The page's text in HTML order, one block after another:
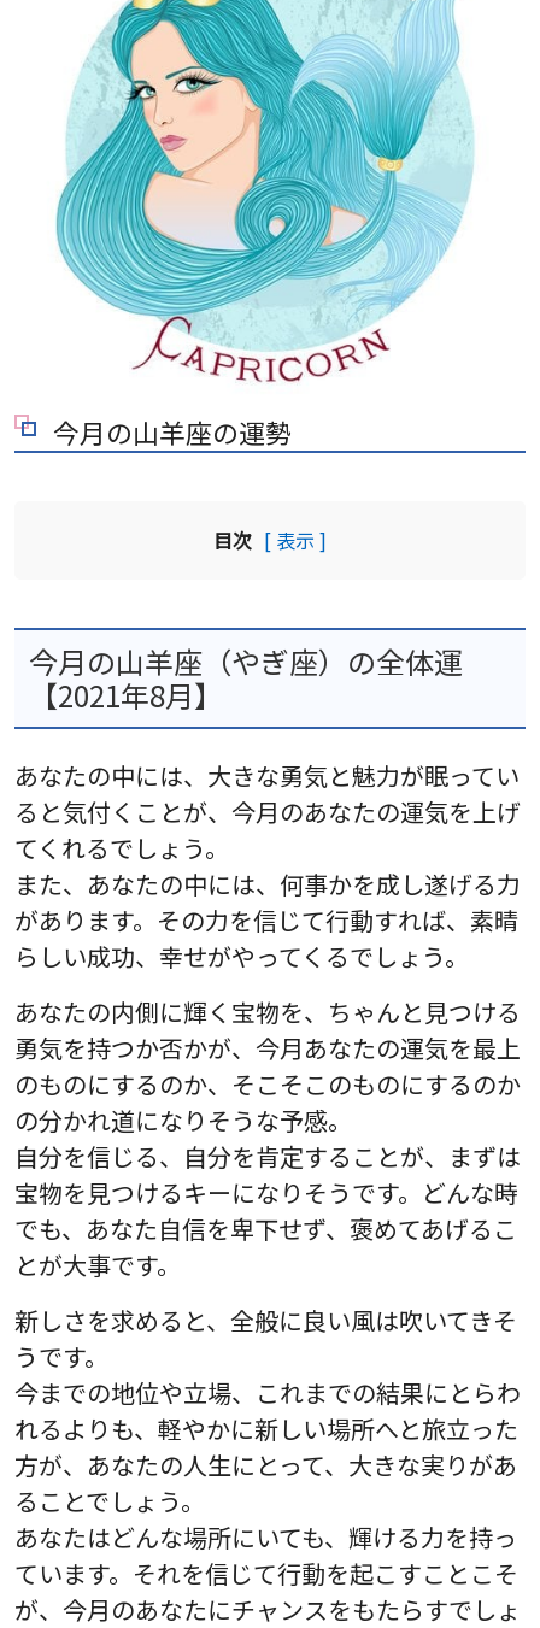
今月の山羊座の運勢
目次 [ 表示 ]
今月の山羊座（やぎ座）の全体運
【2021年8月】
あなたの中には、大きな勇気と魅力が眠ってい
ると気付くことが、今月のあなたの運気を上げ
てくれるでしょう。
また、あなたの中には、何事かを成し遂げる力
があります。その力を信じて行動すれば、素晴
らしい成功、幸せがやってくるでしょう。
あなたの内側に輝く宝物を、ちゃんと見つける
勇気を持つか否かが、今月あなたの運気を最上
のものにするのか、そこそこのものにするのか
の分かれ道になりそうな予感。
自分を信じる、自分を肯定することが、まずは
宝物を見つけるキーになりそうです。どんな時
でも、あなた自信を卑下せず、褒めてあげるこ
とが大事です。
新しさを求めると、全般に良い風は吹いてきそ
うです。
今までの地位や立場、これまでの結果にとらわ
れるよりも、軽やかに新しい場所へと旅立った
方が、あなたの人生にとって、大きな実りがあ
ることでしょう。
あなたはどんな場所にいても、輝ける力を持っ
ています。それを信じて行動を起こすことこそ
が、今月のあなたにチャンスをもたらすでしょ